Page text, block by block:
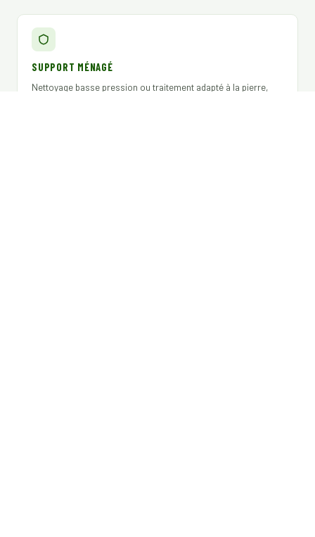
SUPPORT MÉNAGÉ
Nettoyage basse pression ou traitement adapté à la pierre,